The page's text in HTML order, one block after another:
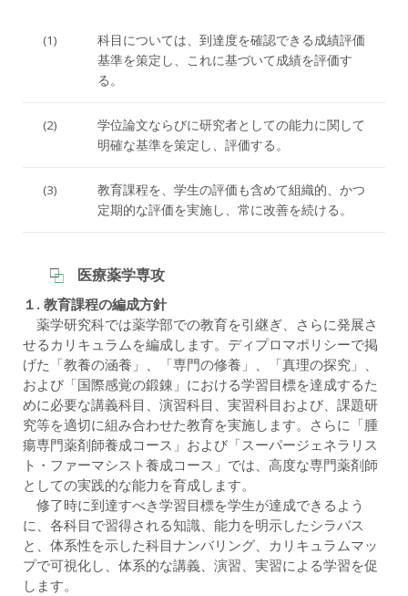
(1)
科目については、到達度を確認できる成績評価
基準を策定し、これに基づいて成績を評価す
る。
(2)
学位論文ならびに研究者としての能力に関して
明確な基準を策定し、評価する。
(3)
教育課程を、学生の評価も含めて組織的、かつ
定期的な評価を実施し、常に改善を続ける。
医療薬学専攻
１. 教育課程の編成方針
薬学研究科では薬学部での教育を引継ぎ、さらに発展さ
せるカリキュラムを編成します。ディプロマポリシーで掲
げた「教養の涵養」、「専門の修養」、「真理の探究」、
および「国際感覚の鍛錬」における学習目標を達成するた
めに必要な講義科目、演習科目、実習科目および、課題研
究等を適切に組み合わせた教育を実施します。さらに「腫
瘍専門薬剤師養成コース」および「スーパージェネラリス
ト・ファーマシスト養成コース」では、高度な専門薬剤師
としての実践的な能力を育成します。
修了時に到達すべき学習目標を学生が達成できるよう
に、各科目で習得される知識、能力を明示したシラバス
と、体系性を示した科目ナンバリング、カリキュラムマッ
プで可視化し、体系的な講義、演習、実習による学習を促
します。